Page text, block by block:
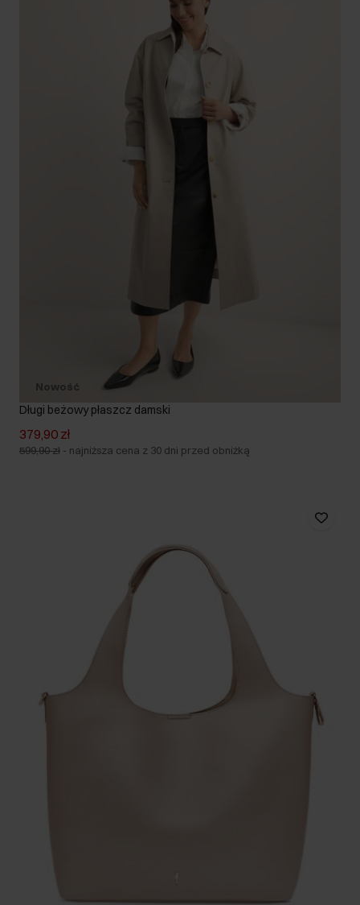
Nowość
Długi beżowy płaszcz damski
379,90 zł
599,90 zł - najniższa cena z 30 dni przed obniżką